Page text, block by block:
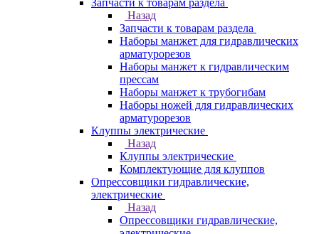
Запчасти к товарам раздела
Назад
Запчасти к товарам раздела
Наборы манжет для гидравлических
арматурорезов
Наборы манжет к гидравлическим
прессам
Наборы манжет к трубогибам
Наборы ножей для гидравлических
арматурорезов
Клуппы электрические
Назад
Клуппы электрические
Комплектующие для клуппов
Опрессовщики гидравлические,
электрические
Назад
Опрессовщики гидравлические,